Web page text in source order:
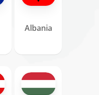
Albania